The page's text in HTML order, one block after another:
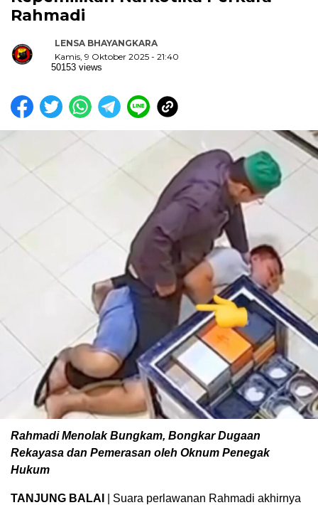
Rahmadi
LENSA BHAYANGKARA
Kamis, 9 Oktober 2025 - 21:40
50153 views
Rahmadi Menolak Bungkam, Bongkar Dugaan
Rekayasa dan Pemerasan oleh Oknum Penegak
Hukum
TANJUNG BALAI
| Suara perlawanan Rahmadi akhirnya